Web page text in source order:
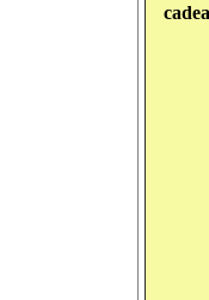
cadea